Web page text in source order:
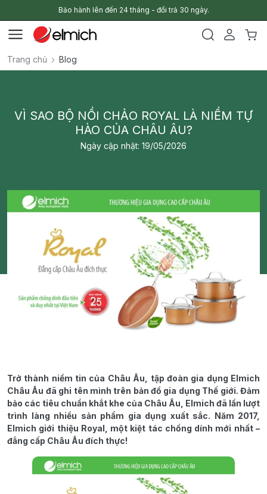
Bảo hành lên đến 24 tháng - đổi trả 30 ngày.
Trang chủ Blog
VÌ SAO BỘ NỒI CHẢO ROYAL LÀ NIỀM TỰ
HÀO CỦA CHÂU ÂU?
Ngày cập nhật: 19/05/2026
Trở thành niềm tin của Châu Âu, tập đoàn gia dụng Elmich
Châu Âu đã ghi tên mình trên bản đồ gia dụng Thế giới. Đảm
bảo các tiêu chuẩn khắt khe của Châu Âu, Elmich đã lần lượt
trình làng nhiều sản phẩm gia dụng xuất sắc. Năm 2017,
Elmich giới thiệu Royal, một kiệt tác chống dính mới nhất –
đẳng cấp Châu Âu đích thực!